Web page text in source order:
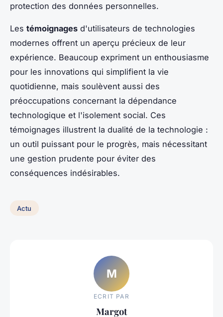
protection des données personnelles.
Les témoignages d'utilisateurs de technologies
modernes offrent un aperçu précieux de leur
expérience. Beaucoup expriment un enthousiasme
pour les innovations qui simplifient la vie
quotidienne, mais soulèvent aussi des
préoccupations concernant la dépendance
technologique et l'isolement social. Ces
témoignages illustrent la dualité de la technologie :
un outil puissant pour le progrès, mais nécessitant
une gestion prudente pour éviter des
conséquences indésirables.
Actu
M
ECRIT PAR
Margot